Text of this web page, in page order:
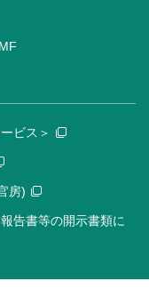
ビス＞
房)
告書等の開示書類に